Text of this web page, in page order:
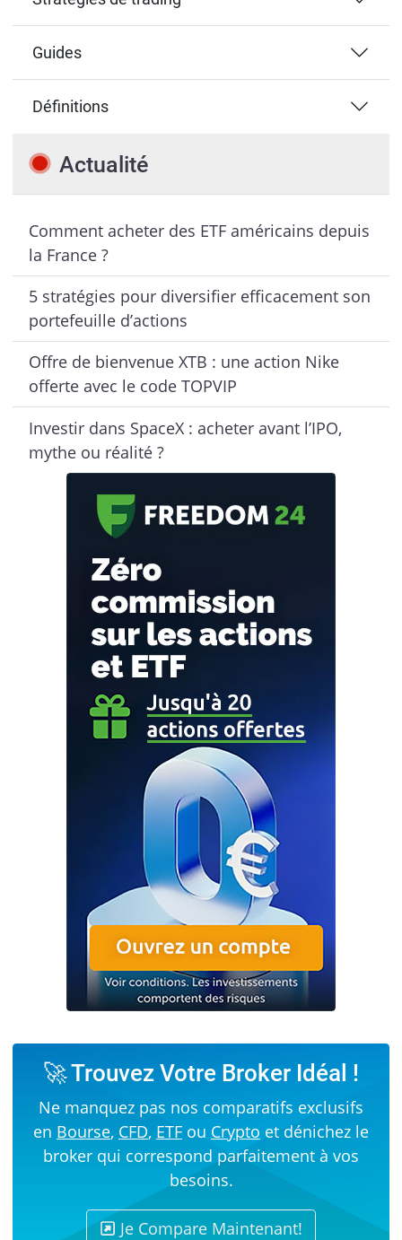
Guides
Définitions
Actualité
Comment acheter des ETF américains depuis
la France ?
5 stratégies pour diversifier efficacement son
portefeuille d’actions
Offre de bienvenue XTB : une action Nike
offerte avec le code TOPVIP
Investir dans SpaceX : acheter avant l’IPO,
mythe ou réalité ?
🚀 Trouvez Votre Broker Idéal !
Ne manquez pas nos comparatifs exclusifs
en Bourse, CFD, ETF ou Crypto et dénichez le
broker qui correspond parfaitement à vos
besoins.
Je Compare Maintenant!